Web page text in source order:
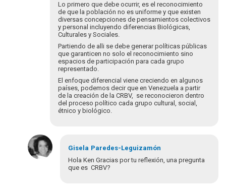
cenac_05@yahoo.com
Lo primero que debe ocurrir, es el reconocimiento
de que la población no es uniforme y que existen
diversas concepciones de pensamientos colectivos
y personal incluyendo diferencias Biológicas,
Culturales y Sociales.
Partiendo de alli se debe generar políticas públicas
que garanticen no solo el reconocimiento sino
espacios de participación para cada grupo
representado.
El enfoque diferencial viene creciendo en algunos
países, podemos decir que en Venezuela a partir
de la creación de la CRBV, se reconocieron dentro
del proceso político cada grupo cultural, social,
étnico y biológico.
Gisela Paredes-Leguizamón
Hola Ken Gracias por tu reflexión, una pregunta
que es CRBV?